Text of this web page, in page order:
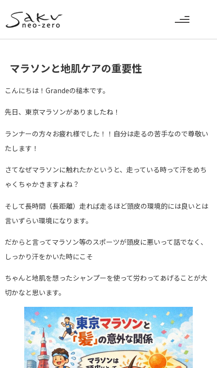
マラソンと地肌ケアの重要性
こんにちは！Grandeの槌本です。
先日、東京マラソンがありましたね！
ランナーの方々お疲れ様でした！！自分は走るの苦手なので尊敬い
たします！
さてなぜマラソンに触れたかというと、走っている時って汗をめち
ゃくちゃかきますよね？
そして長時間（長距離）走れば走るほど頭皮の環境的には良いとは
言いずらい環境になります。
だからと言ってマラソン等のスポーツが頭皮に悪いって話でなく、
しっかり汗をかいた時にこそ
ちゃんと地肌を想ったシャンプーを使って労わってあげることが大
切かなと思います。